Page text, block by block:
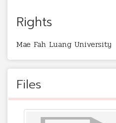
Rights
Mae Fah Luang University
Files